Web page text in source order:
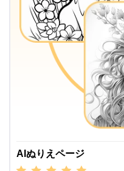
AIぬりえページ